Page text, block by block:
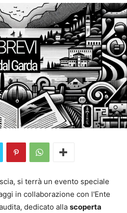
si terrà un evento speciale
in collaborazione con l'Ente
dedicato alla scoperta